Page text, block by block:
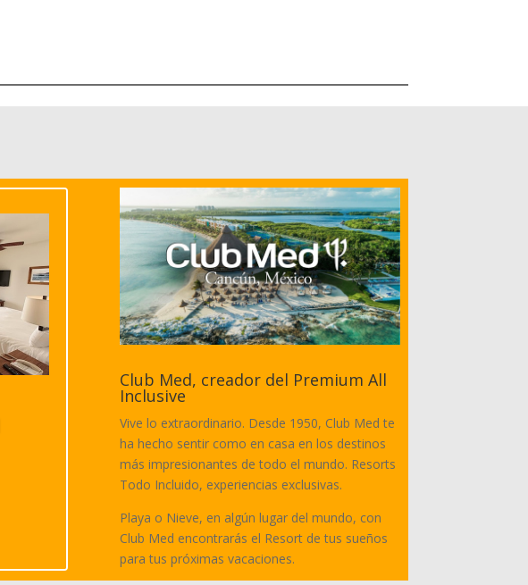
Club Med, creador del Premium All
Inclusive
Vive lo extraordinario. Desde 1950, Club Med te
ha hecho sentir como en casa en los destinos
más impresionantes de todo el mundo. Resorts
Todo Incluido, experiencias exclusivas.
Playa o Nieve, en algún lugar del mundo, con
Club Med encontrarás el Resort de tus sueños
para tus próximas vacaciones.